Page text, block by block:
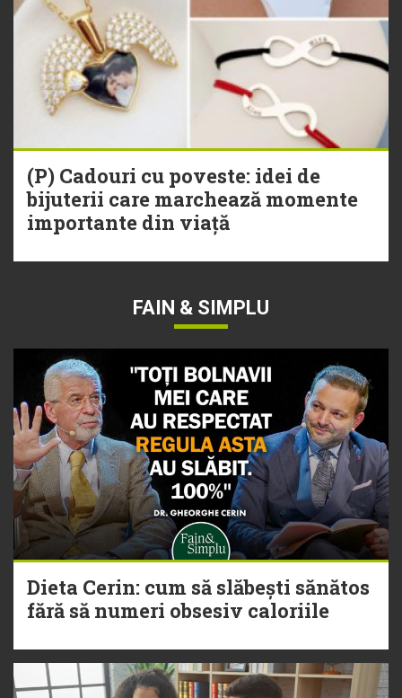
(P) Cadouri cu poveste: idei de
bijuterii care marchează momente
importante din viață
FAIN & SIMPLU
Dieta Cerin: cum să slăbești sănătos
fără să numeri obsesiv caloriile